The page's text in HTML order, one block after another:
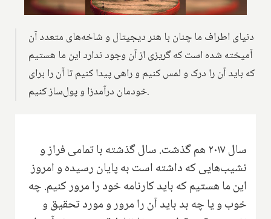
دنیای اطراف ما چنان با هنر دیجیتال و شاخه‌های متعدد آن
آمیخته شده است که گریزی از آن وجود ندارد این ما هستیم
که باید آن را درک و لمس کنیم و راهی پیدا کنیم تا آن را برای
خودمان درآمد‌زا و پول‌ساز کنیم.
سال ۲۰۱۷ هم گذشت. سال گذشته با تمامی فراز و
نشیب‌هایی که داشته است به پایان رسیده و امروز
این ما هستیم که باید کارنامه خود را مرور کنیم. چه
خوب و یا چه بد باید آن را مرور و مورد تحقیق و